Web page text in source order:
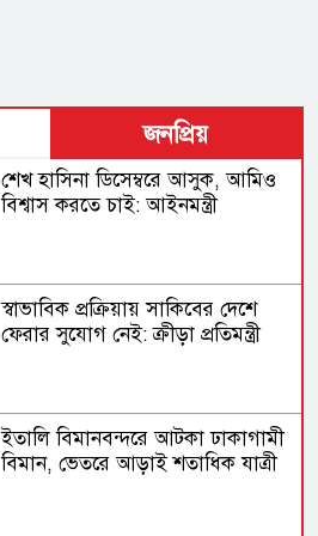
জনপ্রিয়
শেখ হাসিনা ডিসেম্বরে আসুক, আমিও
বিশ্বাস করতে চাই: আইনমন্ত্রী
স্বাভাবিক প্রক্রিয়ায় সাকিবের দেশে
ফেরার সুযোগ নেই: ক্রীড়া প্রতিমন্ত্রী
ইতালি বিমানবন্দরে আটকা ঢাকাগামী
বিমান, ভেতরে আড়াই শতাধিক যাত্রী